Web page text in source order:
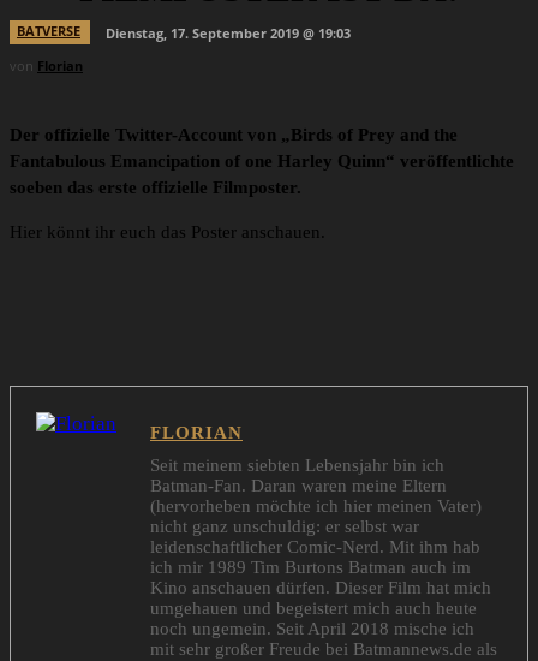
BATVERSE
Dienstag, 17. September 2019 @ 19:03
von Florian
Der offizielle Twitter-Account von „Birds of Prey and the
Fantabulous Emancipation of one Harley Quinn“ veröffentlichte
soeben das erste offizielle Filmposter.
Hier könnt ihr euch das Poster anschauen.
FLORIAN
Seit meinem siebten Lebensjahr bin ich
Batman-Fan. Daran waren meine Eltern
(hervorheben möchte ich hier meinen Vater)
nicht ganz unschuldig: er selbst war
leidenschaftlicher Comic-Nerd. Mit ihm hab
ich mir 1989 Tim Burtons Batman auch im
Kino anschauen dürfen. Dieser Film hat mich
umgehauen und begeistert mich auch heute
noch ungemein. Seit April 2018 mische ich
mit sehr großer Freude bei Batmannews.de als